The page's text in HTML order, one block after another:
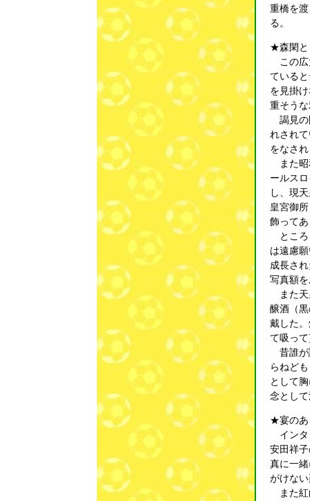
重橋を
る。
★森閑と
この広
ている
を見掛
重そう
謁見の
れされ
をなさ
また昭
ールス
し、現
皇宮御
飾って
ところ
は遠慮
成長さ
写真額
また天
醸酒（
戴した
て吸っ
昔誰が
らねど
として
念とし
★宴のあ
インタ
安田祥
真に一
がけな
また紅